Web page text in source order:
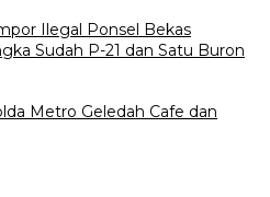
Ilegal Ponsel Bekas
Sudah P-21 dan Satu Buron
Metro Geledah Cafe dan